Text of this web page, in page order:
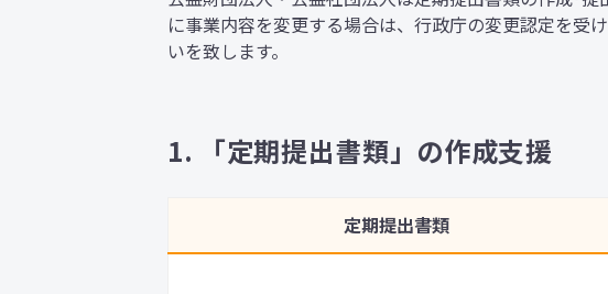
に事業内容を変更する場合は、行政庁の変更認定を受
いを致します。
1. 「定期提出書類」の作成支援
定期提出書類